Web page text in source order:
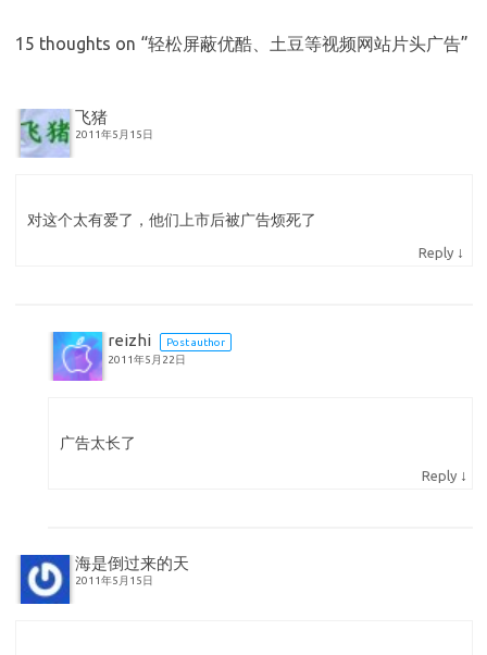
15 thoughts on “轻松屏蔽优酷、土豆等视频网站片头广告”
飞猪
2011年5月15日
对这个太有爱了，他们上市后被广告烦死了
Reply ↓
reizhi
Post author
2011年5月22日
广告太长了
Reply ↓
海是倒过来的天
2011年5月15日